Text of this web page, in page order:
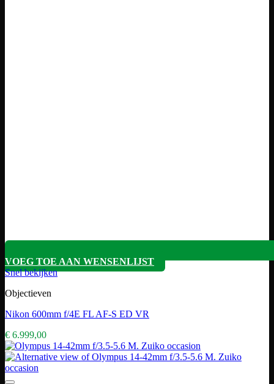
VOEG TOE AAN WENSENLIJST
Snel bekijken
Objectieven
Nikon 600mm f/4E FL AF-S ED VR
€ 6.999,00